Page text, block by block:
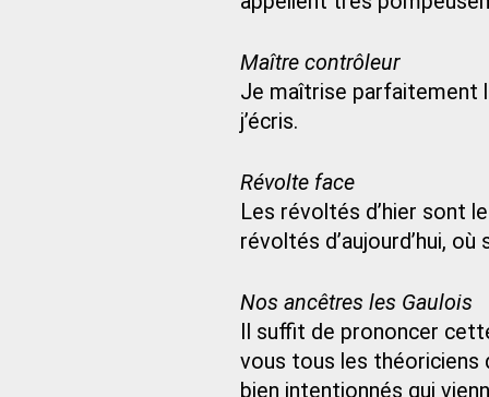
Maître contrôleur
Je maîtrise parfaitement
j’écris.
Révolte face
Les révoltés d’hier sont
révoltés d’aujourd’hui, où
Nos ancêtres les Gaulois
Il suffit de prononcer
vous tous les théoriciens
bien intentionnés qui